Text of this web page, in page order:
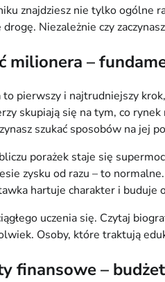
znajdziesz nie tylko ogólne
Niezależnie czy
milionera –
pierwszy i najtrudniejszy
skupiają się na tym, co
szukać sposobów na jej
porażek staje się
zysku od razu – to
hartuje charakter i
uczenia się. Czytaj
Osoby, które traktują
finansowe –